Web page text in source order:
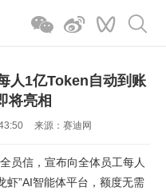
人1亿Token自动到账
将亮相
来源：赛迪网
员信，宣布向全体员工每人
虾”AI智能体平台，额度无需